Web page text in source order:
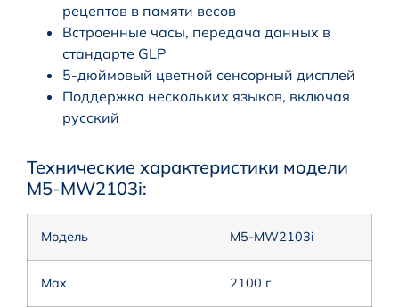
рецептов в памяти весов
Встроенные часы, передача данных в
стандарте GLP
5-дюймовый цветной сенсорный дисплей
Поддержка нескольких языков, включая
русский
Технические характеристики модели
M5-MW2103i:
Модель M5-MW2103i
Max 2100 г